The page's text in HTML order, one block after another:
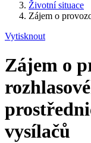
Životní situace
Zájem o
Vytisknout
Zájem o
vysílačů